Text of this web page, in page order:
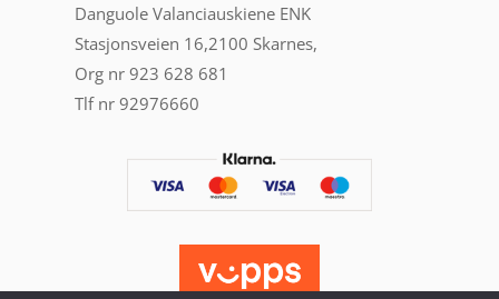
Danguole Valanciauskiene ENK
Stasjonsveien 16,2100 Skarnes,
Org nr 923 628 681
Tlf nr 92976660